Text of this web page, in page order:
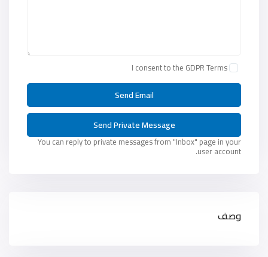
وصف
I consent to the GDPR Terms
You can reply to private messages from "Inbox" page in your
user account.